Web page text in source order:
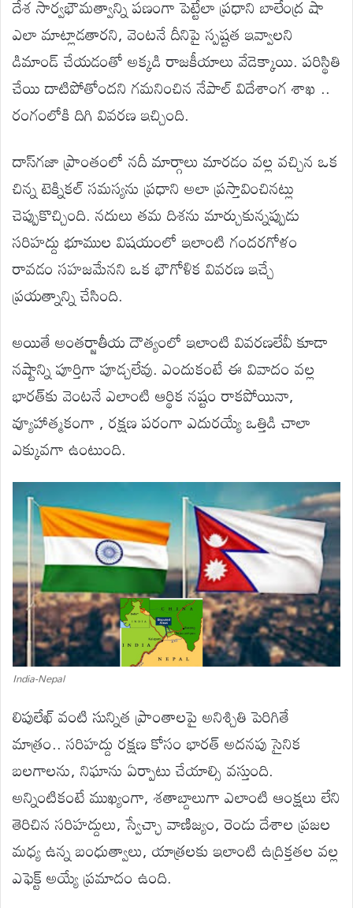
దేశ సార్వభౌమత్వాన్ని పణంగా పెట్టేలా ప్రధాని బాలేంద్ర షా
ఎలా మాట్లాడతారని, వెంటనే దీనిపై స్పష్టత ఇవ్వాలని
డిమాండ్ చేయడంతో అక్కడి రాజకీయాలు వేడెక్కాయి. పరిస్థితి
చేయి దాటిపోతోందని గమనించిన నేపాల్ విదేశాంగ శాఖ ..
రంగంలోకి దిగి వివరణ ఇచ్చింది.
దాస్‌గజా ప్రాంతంలో నదీ మార్గాలు మారడం వల్ల వచ్చిన ఒక
చిన్న టెక్నికల్ సమస్యను ప్రధాని అలా ప్రస్తావించినట్లు
చెప్పుకొచ్చింది. నదులు తమ దిశను మార్చుకున్నప్పుడు
సరిహద్దు భూముల విషయంలో ఇలాంటి గందరగోళం
రావడం సహజమేనని ఒక భౌగోళిక వివరణ ఇచ్చే
ప్రయత్నాన్ని చేసింది.
అయితే అంతర్జాతీయ దౌత్యంలో ఇలాంటి వివరణలేవీ కూడా
నష్టాన్ని పూర్తిగా పూడ్చలేవు. ఎందుకంటే ఈ వివాదం వల్ల
భారత్‌కు వెంటనే ఎలాంటి ఆర్థిక నష్టం రాకపోయినా,
వ్యూహాత్మకంగా , రక్షణ పరంగా ఎదురయ్యే ఒత్తిడి చాలా
ఎక్కువగా ఉంటుంది.
India-Nepal
లిపులేఖ్ వంటి సున్నిత ప్రాంతాలపై అనిశ్చితి పెరిగితే
మాత్రం.. సరిహద్దు రక్షణ కోసం భారత్ అదనపు సైనిక
బలగాలను, నిఘాను ఏర్పాటు చేయాల్సి వస్తుంది.
అన్నింటికంటే ముఖ్యంగా, శతాబ్దాలుగా ఎలాంటి ఆంక్షలు లేని
తెరిచిన సరిహద్దులు, స్వేచ్ఛా వాణిజ్యం, రెండు దేశాల ప్రజల
మధ్య ఉన్న బంధుత్వాలు, యాత్రలకు ఇలాంటి ఉద్రిక్తతల వల్ల
ఎఫెక్ట్ అయ్యే ప్రమాదం ఉంది.